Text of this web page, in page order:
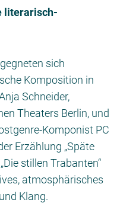
literarisch-
sich
Komposition in
Schneider,
Theaters Berlin, und
Komponist PC
Erzählung „Späte
stillen Trabanten“
atmosphärisches
Klang.